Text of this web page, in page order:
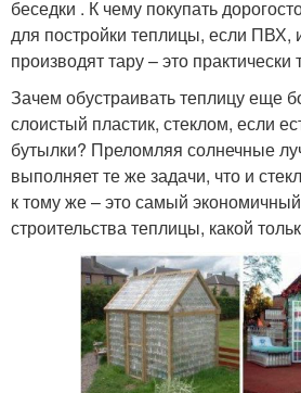
беседки . К чему покупать
для постройки теплицы, если ПВХ,
производят тару – это
Зачем обустраивать теплицу еще
слоистый пластик, стеклом, если
бутылки? Преломляя солнечные
выполняет те же задачи, что и
к тому же – это самый
строительства теплицы, какой